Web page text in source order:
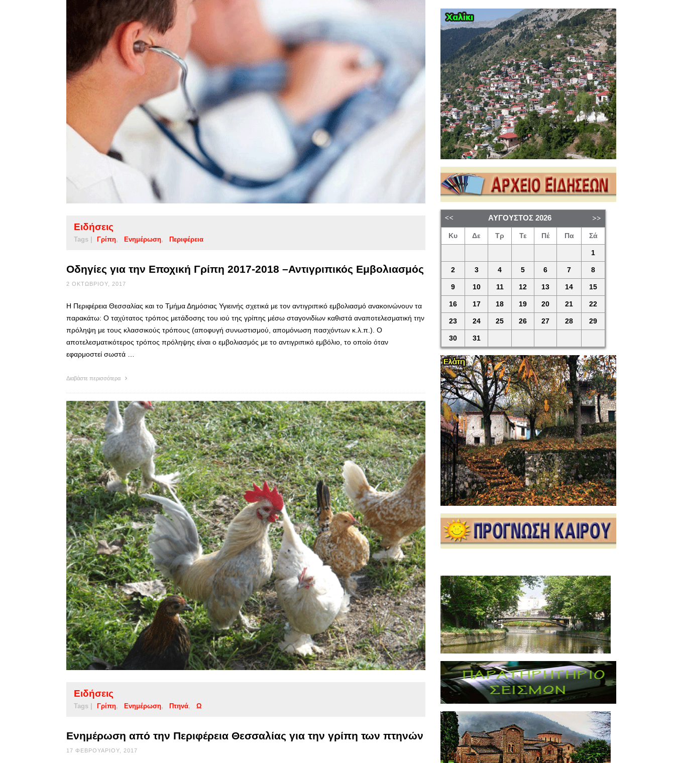
Ειδήσεις
Tags | Γρίπη Ενημέρωση Περιφέρεια
Οδηγίες για την Εποχική Γρίπη 2017-2018 –Αντιγριπικός Εμβολιασμός
2 ΟΚΤΩΒΡΊΟΥ, 2017
Η Περιφέρεια Θεσσαλίας και το Τμήμα Δημόσιας Υγιεινής σχετικά με τον αντιγριπικό εμβολιασμό ανακοινώνουν τα
παρακάτω: Ο ταχύτατος τρόπος μετάδοσης του ιού της γρίπης μέσω σταγονιδίων καθιστά αναποτελεσματική την
πρόληψη με τους κλασσικούς τρόπους (αποφυγή συνωστισμού, απομόνωση πασχόντων κ.λ.π.). Ο
αποτελεσματικότερος τρόπος πρόληψης είναι ο εμβολιασμός με το αντιγριπικό εμβόλιο, το οποίο όταν
εφαρμοστεί σωστά …
Διαβάστε περισσότερα
Ειδήσεις
Tags | Γρίπη Ενημέρωση Πτηνά Ω
Ενημέρωση από την Περιφέρεια Θεσσαλίας για την γρίπη των πτηνών
17 ΦΕΒΡΟΥΑΡΊΟΥ, 2017
ΑΎΓΟΥΣΤΟΣ 2026
Κυ Δε Τρ Τε Πέ Πα Σά
1
2 3 4 5 6 7 8
9 10 11 12 13 14 15
16 17 18 19 20 21 22
23 24 25 26 27 28 29
30 31